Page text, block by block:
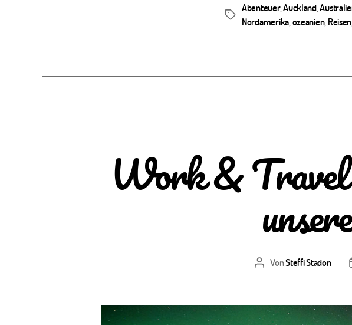
Schlagwörter
Abenteuer,Auckland,
Nordamerika ozeanien, Reisen
Work & Travel
Beitragsautor
VonSteffi Stadon